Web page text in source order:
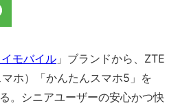
イモバイル 」ブランドから、ZTE
ホ）「かんたんスマホ5」を
。シニアユーザーの安心かつ快